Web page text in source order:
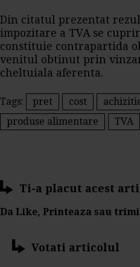
Din citatul prezentat
impozitare a TVAse
constituie contrapartida
venitul obtinut prin
cheltuiala aferenta.
Tags: pret cost
produse alimentare
TVA
Ti-a placut acest
Da Like, Printeaza sau
Votati articolul